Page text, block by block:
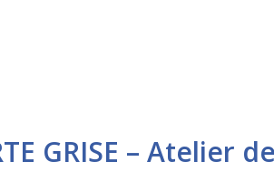
GRISE – Atelier de